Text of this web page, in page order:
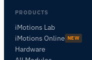
PRODUCTS
iMotions Lab
iMotions Online NEW
Hardware